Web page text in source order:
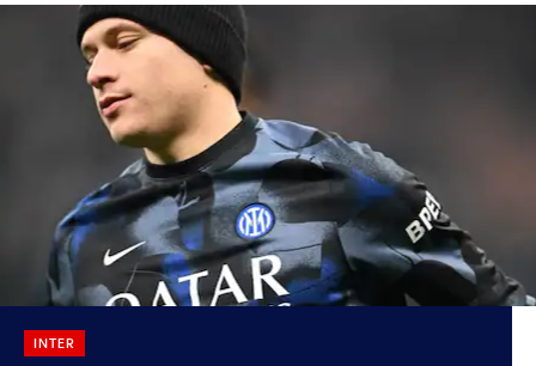
INTER